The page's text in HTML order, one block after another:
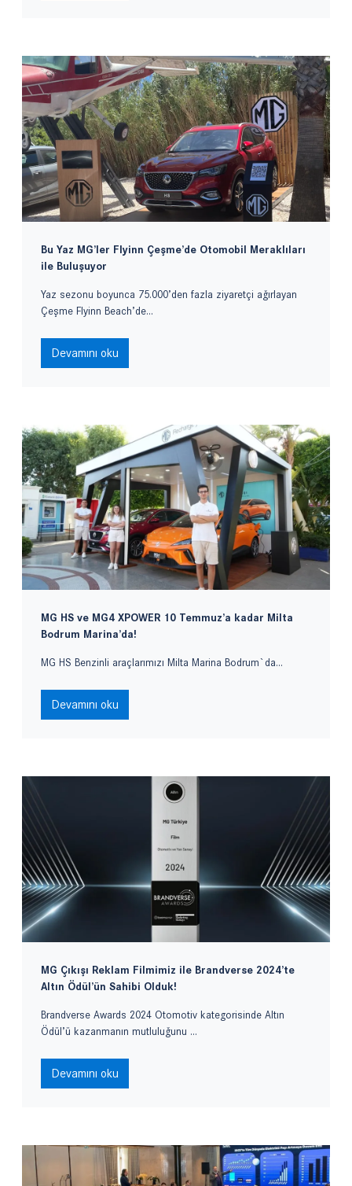
Bu Yaz MG’ler Flyinn Çeşme’de Otomobil Meraklıları
ile Buluşuyor
Yaz sezonu boyunca 75.000’den fazla ziyaretçi ağırlayan
Çeşme Flyinn Beach’de...
Devamını oku
MG HS ve MG4 XPOWER 10 Temmuz’a kadar Milta
Bodrum Marina’da!
MG HS Benzinli araçlarımızı Milta Marina Bodrum`da...
Devamını oku
MG Çıkışı Reklam Filmimiz ile Brandverse 2024’te
Altın Ödül’ün Sahibi Olduk!
Brandverse Awards 2024 Otomotiv kategorisinde Altın
Ödül’ü kazanmanın mutluluğunu ...
Devamını oku